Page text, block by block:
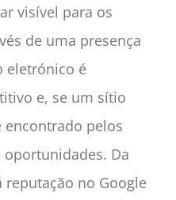
visível para os
de uma presença
eletrónico é
e, se um sítio
pelos
Da
no Google